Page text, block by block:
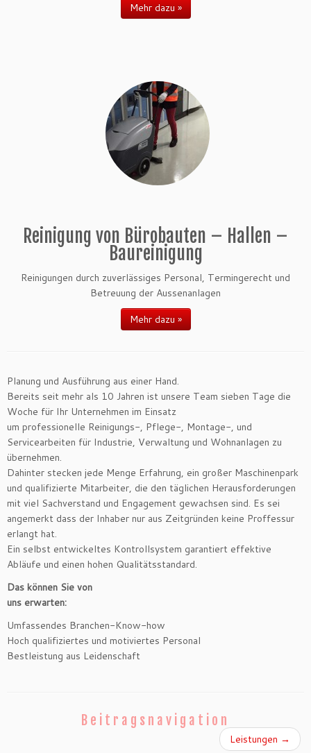
Mehr dazu »
Reinigung von Bürobauten – Hallen –
Baureinigung
Reinigungen durch zuverlässiges Personal, Termingerecht und
Betreuung der Aussenanlagen
Mehr dazu »
Planung und Ausführung aus einer Hand.
Bereits seit mehr als 10 Jahren ist unsere Team sieben Tage die
Woche für Ihr Unternehmen im Einsatz
um professionelle Reinigungs-, Pflege-, Montage-, und
Servicearbeiten für Industrie, Verwaltung und Wohnanlagen zu
übernehmen.
Dahinter stecken jede Menge Erfahrung, ein großer Maschinenpark
und qualifizierte Mitarbeiter, die den täglichen Herausforderungen
mit viel Sachverstand und Engagement gewachsen sind. Es sei
angemerkt dass der Inhaber nur aus Zeitgründen keine Proffessur
erlangt hat.
Ein selbst entwickeltes Kontrollsystem garantiert effektive
Abläufe und einen hohen Qualitätsstandard.
Das können Sie von
uns erwarten:
Umfassendes Branchen-Know-how
Hoch qualifiziertes und motiviertes Personal
Bestleistung aus Leidenschaft
Beitragsnavigation
Leistungen →